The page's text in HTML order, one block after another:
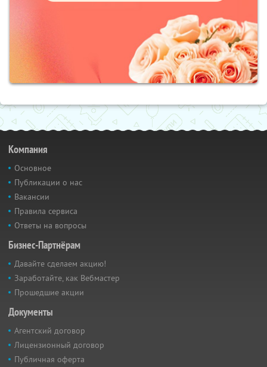
Компания
Основное
Публикации о нас
Вакансии
Правила сервиса
Ответы на вопросы
Бизнес-Партнёрам
Давайте сделаем акцию!
Заработайте, как Вебмастер
Прошедшие акции
Документы
Агентский договор
Лицензионный договор
Публичная оферта